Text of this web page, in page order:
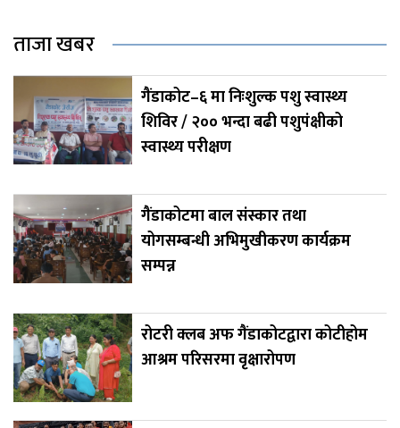
ताजा खबर
गैंडाकोट–६ मा निःशुल्क पशु स्वास्थ्य
शिविर / २०० भन्दा बढी पशुपंक्षीको
स्वास्थ्य परीक्षण
गैंडाकोटमा बाल संस्कार तथा
योगसम्बन्धी अभिमुखीकरण कार्यक्रम
सम्पन्न
रोटरी क्लब अफ गैंडाकोटद्वारा कोटीहोम
आश्रम परिसरमा वृक्षारोपण